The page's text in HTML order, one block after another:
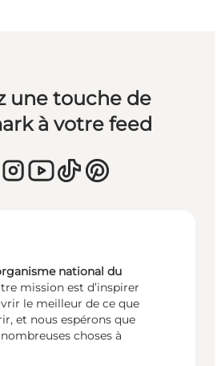
une touche de
à votre feed
national du
mission est d’inspirer
le meilleur de ce que
et nous espérons que
choses à